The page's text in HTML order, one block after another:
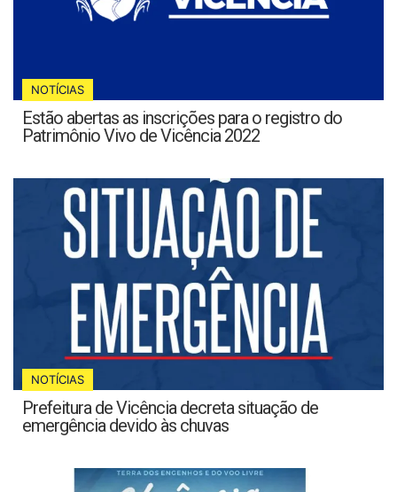
NOTÍCIAS
Estão abertas as inscrições para o registro do
Patrimônio Vivo de Vicência 2022
NOTÍCIAS
Prefeitura de Vicência decreta situação de
emergência devido às chuvas